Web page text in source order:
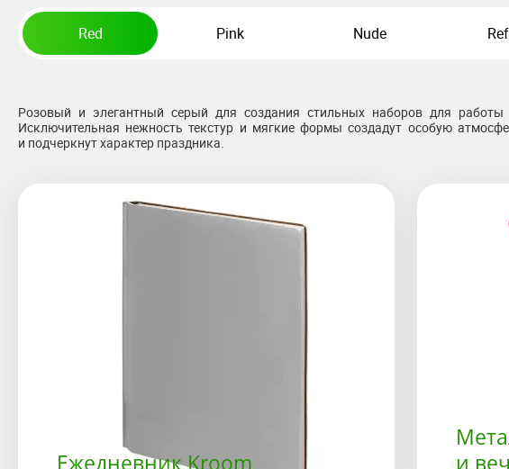
Red Pink Nude
Розовый и элегантный серый для создания стильных наборов для
Исключительная нежность текстур и мягкие формы создадут особую
и подчеркнут характер праздника.
Ежедневник Kroom
и